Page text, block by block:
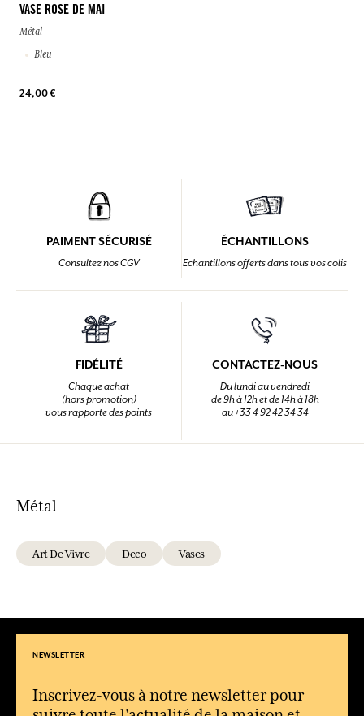
VASE ROSE DE MAI
Métal
Bleu
24,00 €
PAIMENT SÉCURISÉ
Consultez nos CGV
ÉCHANTILLONS
Echantillons offerts dans tous vos colis
FIDÉLITÉ
Chaque achat
(hors promotion)
vous rapporte des points
CONTACTEZ-NOUS
Du lundi au vendredi
de 9h à 12h et de 14h à 18h
au +33 4 92 42 34 34
Métal
Art De Vivre Deco Vases
NEWSLETTER
Inscrivez-vous à notre newsletter pour